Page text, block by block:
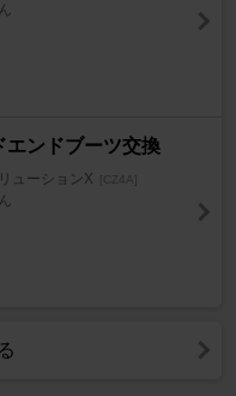
エンドブーツ交換
ューションX [CZ4A]